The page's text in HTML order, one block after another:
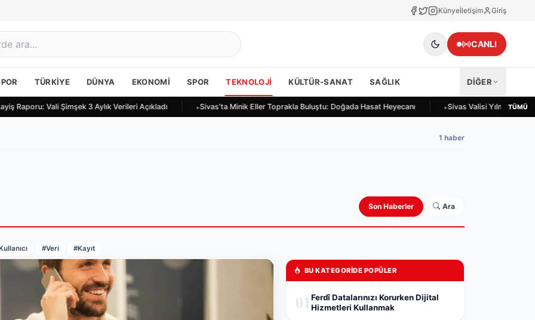
Künyeİletişim Giriş
CANLI
TÜRKIYE DÜNYA EKONOMI SPOR TEKNOLOJI KÜLTÜR-SANAT SAĞLIK DİĞER
Raporu: Vali Şimşek 3 Aylık Verileri Açıkladı Sivas'ta Minik Eller Toprakla Buluştu: Doğada Hasat Heyecanı Sivas Valisi YılmazTÜMÜ
1 haber
Son Haberler Ara
#Veri #Kayıt
BU KATEGORIDE POPÜLER
01Ferdî Datalarınızı Korurken Dijital
Hizmetleri Kullanmak